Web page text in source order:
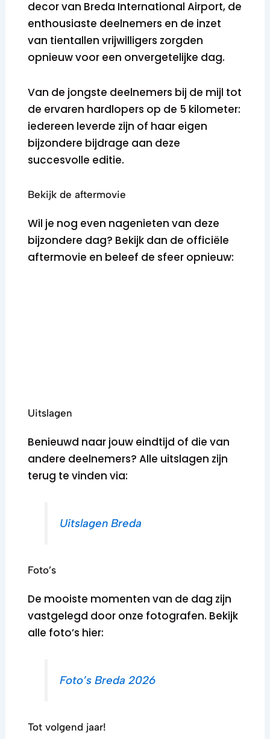
decor van Breda International Airport, de
enthousiaste deelnemers en de inzet
van tientallen vrijwilligers zorgden
opnieuw voor een onvergetelijke dag.
Van de jongste deelnemers bij de mijl tot
de ervaren hardlopers op de 5 kilometer:
iedereen leverde zijn of haar eigen
bijzondere bijdrage aan deze
succesvolle editie.
Bekijk de aftermovie
Wil je nog even nagenieten van deze
bijzondere dag? Bekijk dan de officiële
aftermovie en beleef de sfeer opnieuw:
Uitslagen
Benieuwd naar jouw eindtijd of die van
andere deelnemers? Alle uitslagen zijn
terug te vinden via:
Uitslagen Breda
Foto’s
De mooiste momenten van de dag zijn
vastgelegd door onze fotografen. Bekijk
alle foto’s hier:
Foto’s Breda 2026
Tot volgend jaar!